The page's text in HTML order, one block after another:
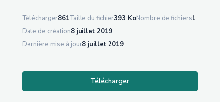
Télécharger861Taille du fichier393 KoNombre de fichiers1
Date de création8 juillet 2019
Dernière mise à jour8 juillet 2019
Télécharger